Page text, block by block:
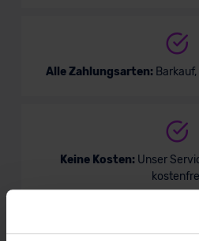
Opel Insignia Grand
Alle Zahlungsarten:
Keine Kosten: Unser